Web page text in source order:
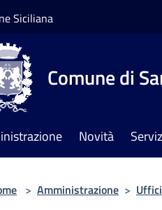
Siciliana
Comune di
Novità
> Amministrazione > Uffici